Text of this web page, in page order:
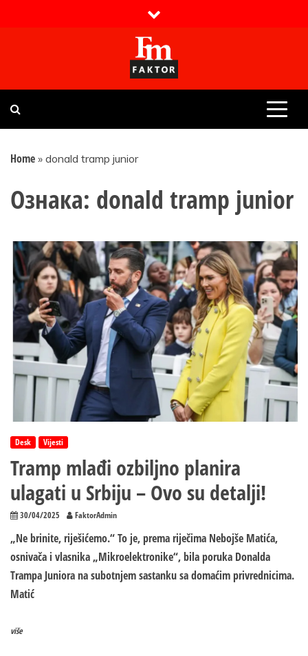
Faktor magazin
Uvijek presudan
Home » donald tramp junior
Ознака: donald tramp junior
Desk Vijesti
Tramp mlađi ozbiljno planira
ulagati u Srbiju – Ovo su detalji!
30/04/2025 FaktorAdmin
„Ne brinite, riješićemo.“ To je, prema riječima Nebojše Matića,
osnivača i vlasnika „Mikroelektronike“, bila poruka Donalda
Trampa Juniora na subotnjem sastanku sa domaćim privrednicima.
Matić
više